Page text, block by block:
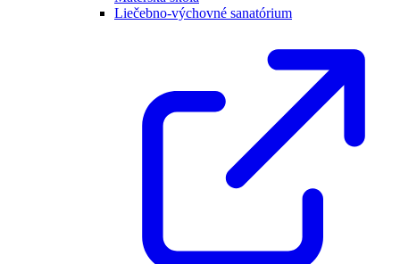
Liečebno-výchovné sanatórium